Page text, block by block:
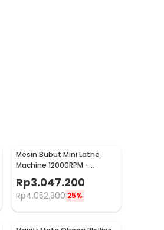
Mesin Bubut Mini Lathe
Machine 12000RPM -
TZ20002MR
Rp3.047.200
Rp4.052.900 25%